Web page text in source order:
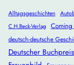
Alltagsgeschichten
C.H.Beck-Verlag
deutsch-deutsche
Deutscher Buchpreis